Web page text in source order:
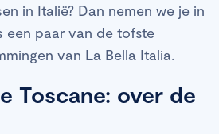
in Italië? Dan nemen we je in
een paar van de tofste
van La Bella Italia.
Toscane: over de